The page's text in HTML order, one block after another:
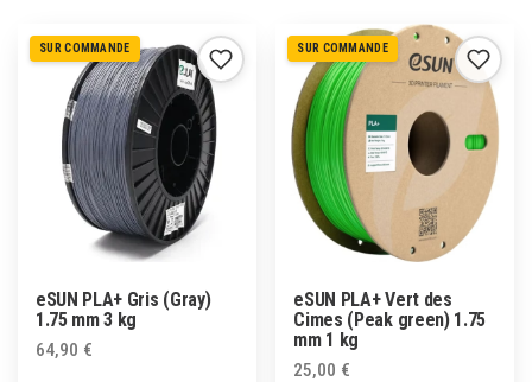
SUR COMMANDE
eSUN PLA+ Gris (Gray)
1.75 mm 3 kg
64,90 €
SUR COMMANDE
eSUN PLA+ Vert des
Cimes (Peak green) 1.75
mm 1 kg
25,00 €